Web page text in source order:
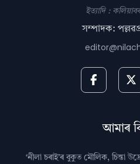
ইত্যাদি :
সম্পাদক:
আমাৰ
‘নীলা চৰাই’ৰ বুকুত মৌলিক, চিন্তা